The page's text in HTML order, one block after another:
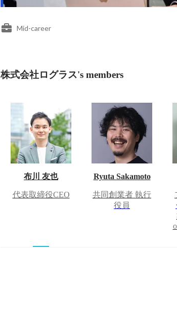
Mid-career
株式会社ログラス's members
布川 友也
代表取締役CEO
Ryuta Sakamoto
共同創業者 執行
役員